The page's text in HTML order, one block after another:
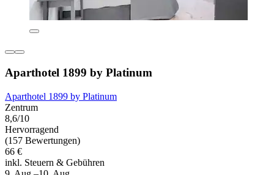
Aparthotel 1899 by Platinum
Aparthotel 1899 by Platinum
Zentrum
8,6/10
Hervorragend
(157 Bewertungen)
66 €
inkl. Steuern & Gebühren